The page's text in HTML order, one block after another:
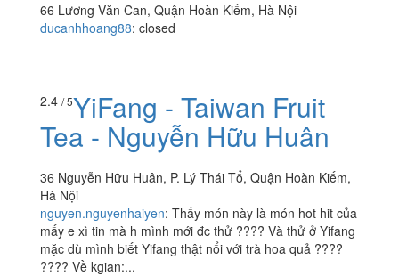
66 Lương Văn Can, Quận Hoàn Kiếm, Hà Nội
ducanhhoang88: closed
2.4 / 5YiFang - Taiwan Fruit
Tea - Nguyễn Hữu Huân
36 Nguyễn Hữu Huân, P. Lý Thái Tổ, Quận Hoàn Kiếm,
Hà Nội
nguyen.nguyenhaiyen: Thấy món này là món hot hit của
mấy e xì tin mà h mình mới đc thử ???? Và thử ở Yifang
mặc dù mình biết Yifang thật nổi với trà hoa quả ????
???? Về kgian:...